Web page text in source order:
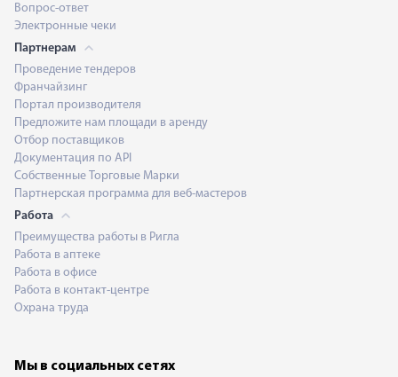
Вопрос-ответ
Электронные чеки
Партнерам
Проведение тендеров
Франчайзинг
Портал производителя
Предложите нам площади в аренду
Отбор поставщиков
Документация по API
Собственные Торговые Марки
Партнерская программа для веб-мастеров
Работа
Преимущества работы в Ригла
Работа в аптеке
Работа в офисе
Работа в контакт-центре
Охрана труда
Мы в социальных сетях